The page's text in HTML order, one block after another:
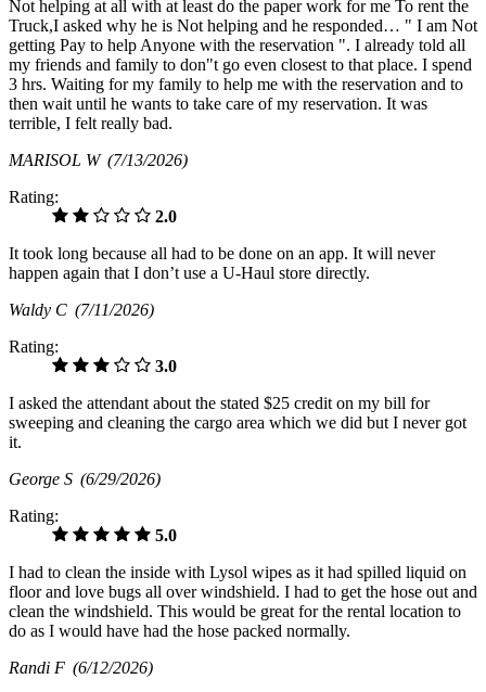
Not helping at all with at least do the paper work for me To rent the
Truck,I asked why he is Not helping and he responded… " I am Not
getting Pay to help Anyone with the reservation ". I already told all
my friends and family to don"t go even closest to that place. I spend
3 hrs. Waiting for my family to help me with the reservation and to
then wait until he wants to take care of my reservation. It was
terrible, I felt really bad.
MARISOL W (7/13/2026)
Rating:
2.0
It took long because all had to be done on an app. It will never
happen again that I don’t use a U-Haul store directly.
Waldy C (7/11/2026)
Rating:
3.0
I asked the attendant about the stated $25 credit on my bill for
sweeping and cleaning the cargo area which we did but I never got
it.
George S (6/29/2026)
Rating:
5.0
I had to clean the inside with Lysol wipes as it had spilled liquid on
floor and love bugs all over windshield. I had to get the hose out and
clean the windshield. This would be great for the rental location to
do as I would have had the hose packed normally.
Randi F (6/12/2026)